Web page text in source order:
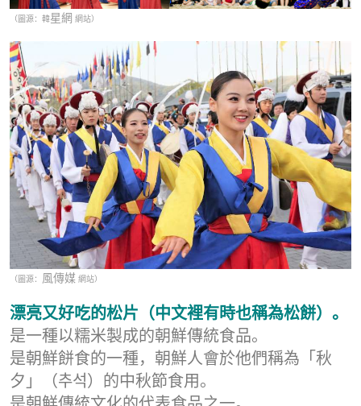
（圖源：韓星網 網站）
（圖源： 風傳媒 網站）
漂亮又好吃的松片（中文裡有時也稱為松餅）。
是一種以糯米製成的朝鮮傳統食品。
是朝鮮餅食的一種，朝鮮人會於他們稱為「秋
夕」（추석）的中秋節食用。